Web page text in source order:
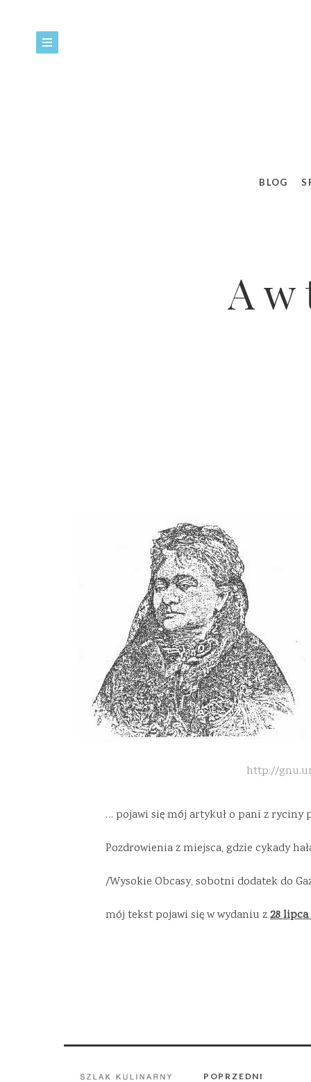
BLOG
A w
http://
… pojawi się mój artykuł o pani z ryciny
Pozdrowienia z miejsca, gdzie cykady
/Wysokie Obcasy, sobotni dodatek do
mój tekst pojawi się w wydaniu z28 lipca
POPRZEDNI